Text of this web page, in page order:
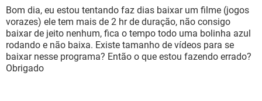
INSTAGRAM GMAIL
GUIA DE COMPRAS
OUTLOOK EXCEL
INSTAGRAM GMAIL
GUIA DE COMPRAS
JOGOS WHATSAPP
CELULAR FACEBOOK
OUTLOOK EXCEL
INSTAGRAM GMAIL
Bom dia, eu estou tentando faz dias baixar um filme (jogos
vorazes) ele tem mais de 2 hr de duração, não consigo
baixar de jeito nenhum, fica o tempo todo uma bolinha azul
rodando e não baixa. Existe tamanho de vídeos para se
baixar nesse programa? Então o que estou fazendo errado?
Obrigado